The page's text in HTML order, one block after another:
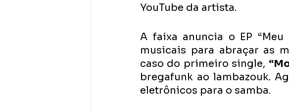
YouTube da artista.
A faixa anuncia o EP
musicais para abraçar as
caso do primeiro single,
bregafunk ao lambazouk.
eletrônicos para o samba.